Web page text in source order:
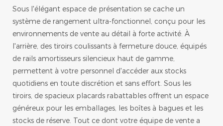
Sous l'élégant espace de présentation se cache un
système de rangement ultra-fonctionnel, conçu pour les
environnements de vente au détail à forte activité. À
l'arrière, des tiroirs coulissants à fermeture douce, équipés
de rails amortisseurs silencieux haut de gamme,
permettent à votre personnel d'accéder aux stocks
quotidiens en toute discrétion et sans effort. Sous les
tiroirs, de spacieux placards rabattables offrent un espace
généreux pour les emballages, les boîtes à bagues et les
stocks de réserve. Tout ce dont votre équipe de vente a